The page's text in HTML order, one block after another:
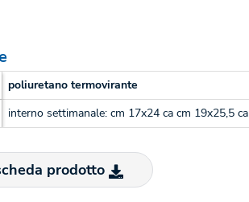
poliuretano termovirante
interno settimanale: cm 17x24 ca cm 19x25,5 ca
prodotto